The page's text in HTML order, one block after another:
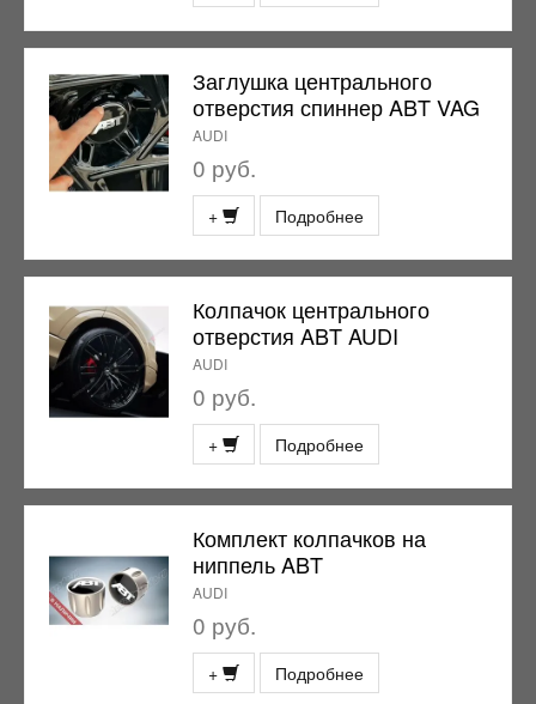
Заглушка центрального
отверстия спиннер ABT VAG
AUDI
0 руб.
+ Подробнее
Колпачок центрального
отверстия ABT AUDI
AUDI
0 руб.
+ Подробнее
Комплект колпачков на
ниппель ABT
AUDI
0 руб.
+ Подробнее